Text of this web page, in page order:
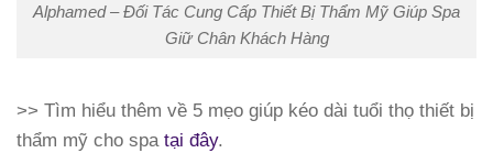
Alphamed – Đối Tác Cung Cấp Thiết Bị Thẩm Mỹ Giúp Spa
Giữ Chân Khách Hàng
>> Tìm hiểu thêm về 5 mẹo giúp kéo dài tuổi thọ thiết bị
thẩm mỹ cho spa tại đây.